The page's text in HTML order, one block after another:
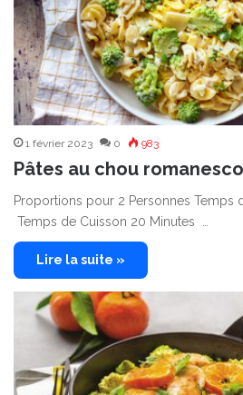
1 février 2023 0 983
Pâtes au chou
Proportions pour 2 Personnes Temps
Temps de Cuisson 20 Minutes …
Lire la suite »